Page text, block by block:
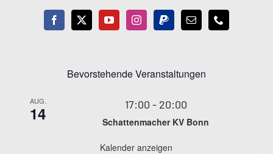
Bevorstehende Veranstaltungen
AUG.
14 17:00 - 20:00
Schattenmacher KV Bonn
Kalender anzeigen